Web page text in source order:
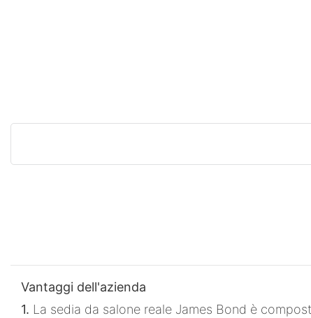
Vantaggi dell'azienda
1. La sedia da salone reale James Bond è